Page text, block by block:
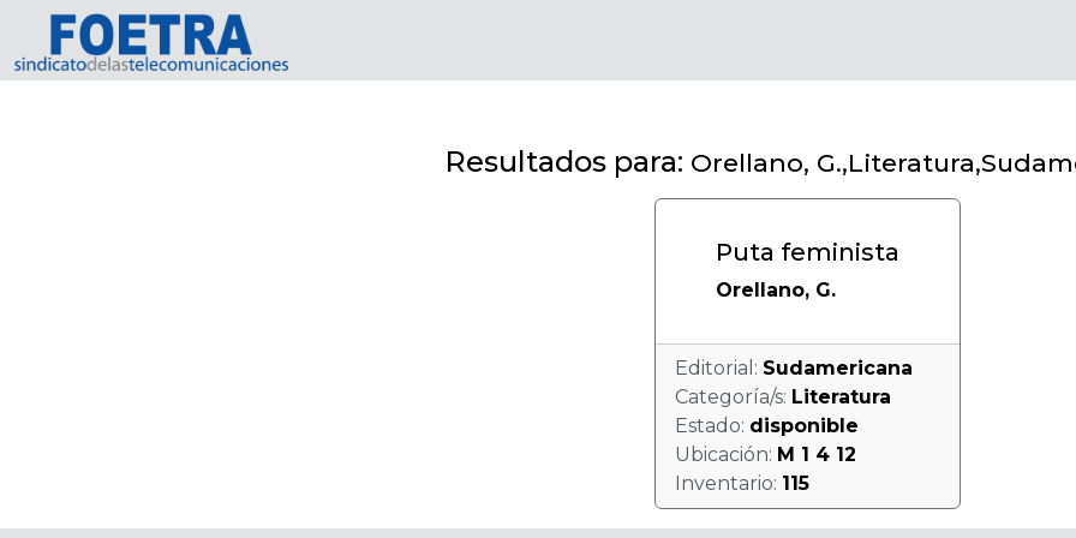
Inicio Usuarios Contacto
Resultados para: Orellano,
Puta feminista
Orellano, G.
Editorial: Sudamericana
Categoría/s: Literatura
Estado: disponible
Ubicación: M 1 4 12
Inventario: 115